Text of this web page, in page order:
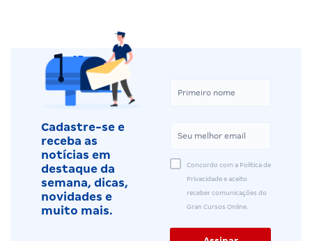
Cadastre-se e
receba as
notícias em
destaque da
semana, dicas,
novidades e
muito mais.
Concordo com a Política de
Privacidade e aceito
receber comunicações do
Gran Cursos Online.